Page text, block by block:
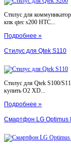
Стилус для
кпк qtec s200 HTC...
Подробнее »
Стилус для Qtek S110
Стилус для Qtek S100/
купить O2 XD...
Подробнее »
Смартфон LG Optimus